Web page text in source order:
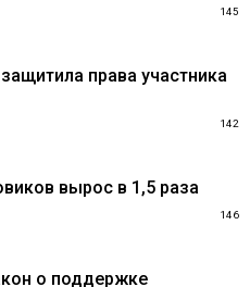
145
права участника
142
вырос в 1,5 раза
146
о поддержке